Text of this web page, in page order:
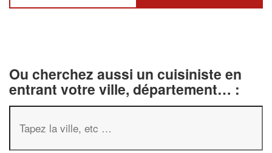
Ou cherchez aussi un cuisiniste en
entrant votre ville, département… :